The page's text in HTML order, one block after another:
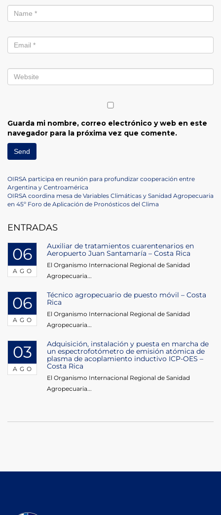
Guarda mi nombre, correo electrónico y web en este
navegador para la próxima vez que comente.
Navegación
de
Previous
Post
OIRSA participa en reunión para profundizar cooperación entre
Argentina y Centroamérica
Next
Post
OIRSA coordina mesa de Variables Climáticas y Sanidad Agropecuaria
en 45º Foro de Aplicación de Pronósticos del Clima
ENTRADAS
06
AGO
Auxiliar de tratamientos cuarentenarios en
Aeropuerto Juan Santamaría – Costa Rica
El Organismo Internacional Regional de Sanidad
Agropecuaria...
06
AGO
Técnico agropecuario de puesto móvil – Costa
Rica
El Organismo Internacional Regional de Sanidad
Agropecuaria...
03
AGO
Adquisición, instalación y puesta en marcha de
un espectrofotómetro de emisión atómica de
plasma de acoplamiento inductivo ICP-OES –
Costa Rica
El Organismo Internacional Regional de Sanidad
Agropecuaria...